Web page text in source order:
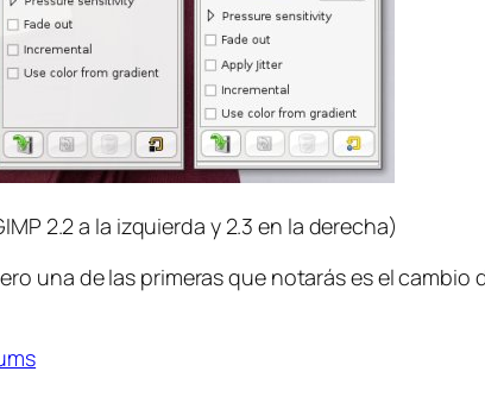
2.2 a la izquierda y 2.3 en la derecha)
una de las primeras que notarás es el cambio